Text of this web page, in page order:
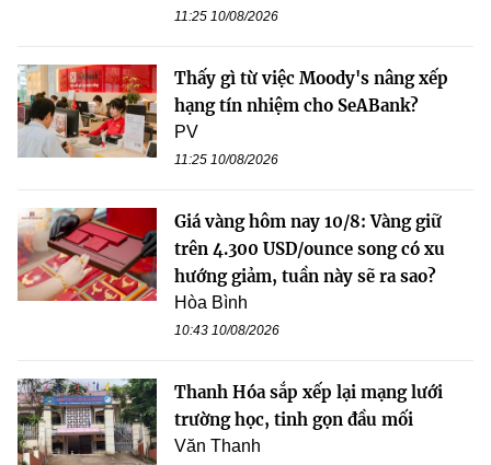
11:25 10/08/2026
Thấy gì từ việc Moody's nâng xếp
hạng tín nhiệm cho SeABank?
PV
11:25 10/08/2026
Giá vàng hôm nay 10/8: Vàng giữ
trên 4.300 USD/ounce song có xu
hướng giảm, tuần này sẽ ra sao?
Hòa Bình
10:43 10/08/2026
Thanh Hóa sắp xếp lại mạng lưới
trường học, tinh gọn đầu mối
Văn Thanh